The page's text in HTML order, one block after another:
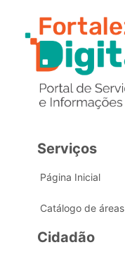
Serviços
Página Inicial
Catálogo de áreas
Cidadão